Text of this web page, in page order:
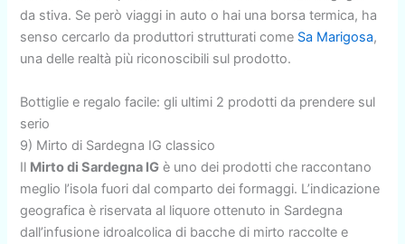
da stiva. Se però viaggi in auto o hai una borsa termica, ha
senso cercarlo da produttori strutturati come Sa Marigosa,
una delle realtà più riconoscibili sul prodotto.
Bottiglie e regalo facile: gli ultimi 2 prodotti da prendere sul
serio
9) Mirto di Sardegna IG classico
Il Mirto di Sardegna IG è uno dei prodotti che raccontano
meglio l’isola fuori dal comparto dei formaggi. L’indicazione
geografica è riservata al liquore ottenuto in Sardegna
dall’infusione idroalcolica di bacche di mirto raccolte e